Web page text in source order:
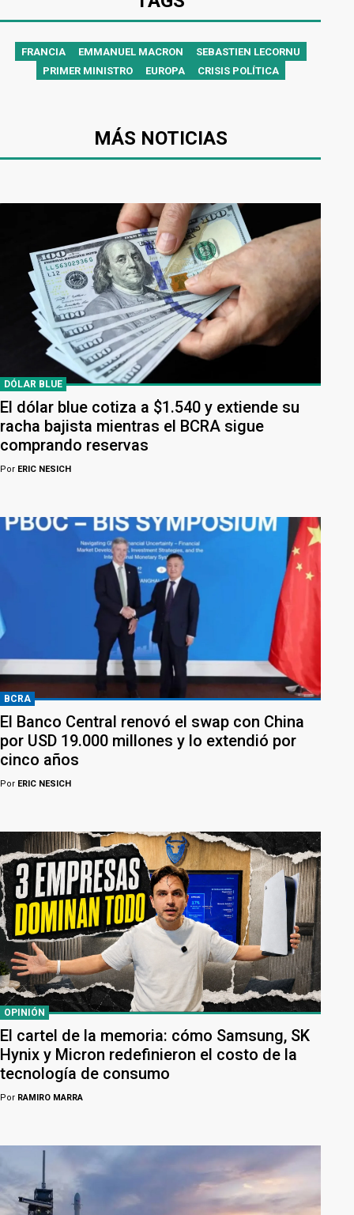
FRANCIA EMMANUEL MACRON
SEBASTIEN LECORNU
PRIMER MINISTRO
EUROPA CRISIS POLÍTICA
MÁS NOTICIAS
DÓLAR BLUE
El dólar blue cotiza a $1.540 y extiende su
racha bajista mientras el BCRA sigue
comprando reservas
Por ERIC NESICH
BCRA
El Banco Central renovó el swap con China
por USD 19.000 millones y lo extendió por
cinco años
Por ERIC NESICH
OPINIÓN
El cartel de la memoria: cómo Samsung, SK
Hynix y Micron redefinieron el costo de la
tecnología de consumo
Por RAMIRO MARRA